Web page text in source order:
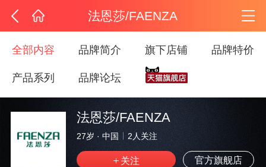
法恩莎/FAENZA
全部内容 品牌简介 旗下店铺 品牌特价
产品系列 品牌论坛
法恩莎/FAENZA
27岁 · 中国 2 人关注
官方旗舰店